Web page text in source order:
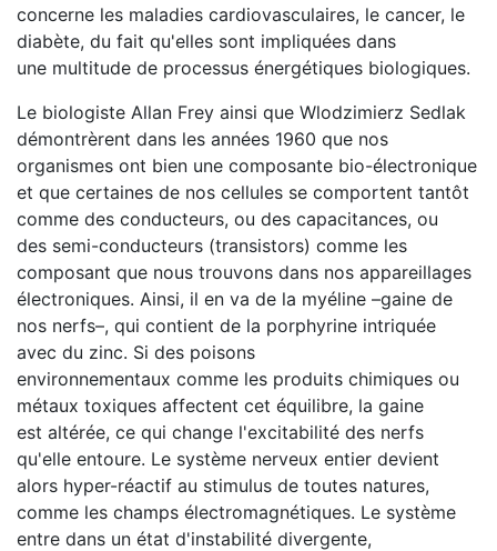
concerne les maladies cardiovasculaires, le cancer, le
diabète, du fait qu'elles sont impliquées dans
une multitude de processus énergétiques biologiques.
Le biologiste Allan Frey ainsi que Wlodzimierz Sedlak
démontrèrent dans les années 1960 que nos
organismes ont bien une composante bio-électronique
et que certaines de nos cellules se comportent tantôt
comme des conducteurs, ou des capacitances, ou
des semi-conducteurs (transistors) comme les
composant que nous trouvons dans nos appareillages
électroniques. Ainsi, il en va de la myéline –gaine de
nos nerfs–, qui contient de la porphyrine intriquée
avec du zinc. Si des poisons
environnementaux comme les produits chimiques ou
métaux toxiques affectent cet équilibre, la gaine
est altérée, ce qui change l'excitabilité des nerfs
qu'elle entoure. Le système nerveux entier devient
alors hyper-réactif au stimulus de toutes natures,
comme les champs électromagnétiques. Le système
entre dans un état d'instabilité divergente,